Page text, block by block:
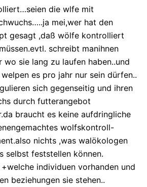
die wlfe mit
mei,wer hat den
gesagt ,daß wölfe kontrolliert
schreibt manihnen
wo sie lang zu laufen haben..und
es pro jahr nur sein dürfen..
sich gegenseitig und ihren
durch futterangebot
braucht es keine aufdringliche
wolfskontroll-
nichts ,was walökologen
selbst feststellen können.
individuen vorhanden und
beziehungen sie stehen..